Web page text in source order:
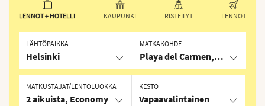
LENNOT + HOTELLI KAUPUNKI RISTEILYT LENNOT
LÄHTÖPAIKKA
Helsinki
MATKAKOHDE
Playa del Carmen, Meksiko
KESTO
Vapaavalintainen
MATKUSTAJAT/LENTOLUOKKA
2 aikuista, Economy